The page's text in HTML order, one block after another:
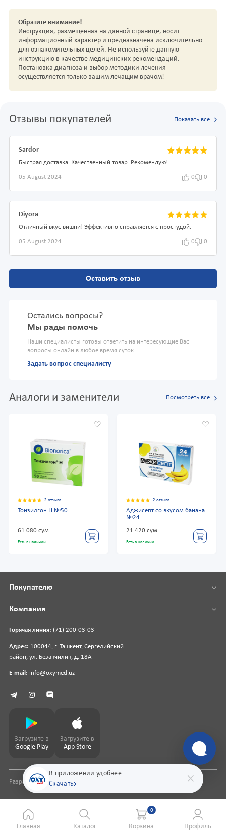
Обратите внимание!
Инструкция, размещенная на данной странице, носит
информационный характер и предназначена исключительно
для ознакомительных целей. Не используйте данную
инструкцию в качестве медицинских рекомендаций.
Постановка диагноза и выбор методики лечения
осуществляется только вашим лечащим врачом!
Отзывы покупателей Показать все
Sardor
Быстрая доставка. Качественный товар. Рекомендую!
05 August 2024 0 0
Diyora
Отличный вкус вишни! Эффективно справляется с простудой.
05 August 2024 0 0
Оставить отзыв
Остались вопросы?
Мы рады помочь
Наши специалисты готовы ответить на интересующие Вас
вопросы онлайн в любое время суток.
Задать вопрос специалисту
Аналоги и заменители Посмотреть все
2 отзыва
Тонзилгон Н №50
61 080 сум
Есть в наличии
2 отзыва
Аджисепт со вкусом банана
№24
21 420 сум
Есть в наличии
В приложении удобнее
Скачать
Горячая линия: (71) 200-03-03
Адрес: 100044, г. Ташкент, Сергелийский
район, ул. Безакчилик, д. 18А
E-mail: info@oxymed.uz
Покупателю
Компания
Загрузите в
Google Play
Загрузите в
App Store
Разработка сайтаpharmit.uz
Главная Каталог
0
Корзина Профиль